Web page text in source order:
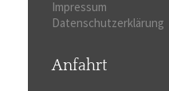
Impressum
Datenschutzerklärung
Anfahrt